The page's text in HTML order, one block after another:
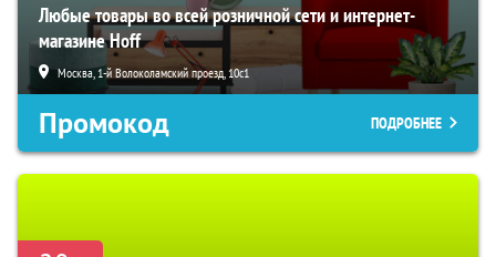
Любые товары во всей розничной сети и интернет-
магазине Hoff
Москва, 1-й Волоколамский проезд, 10с1
Промокод ПОДРОБНЕЕ